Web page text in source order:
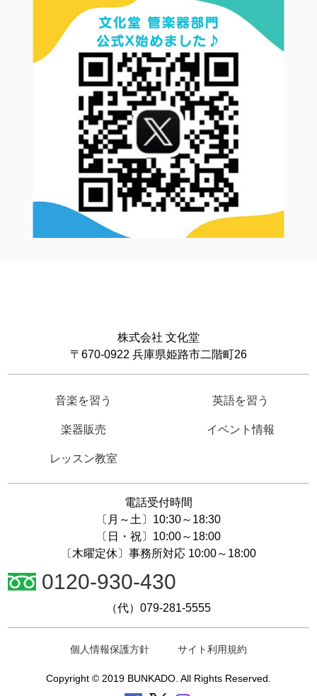
株式会社 文化堂
〒670-0922 兵庫県姫路市二階町26
音楽を習う 英語を習う
楽器販売 イベント情報
レッスン教室
電話受付時間
〔月～土〕10:30～18:30
〔日・祝〕10:00～18:00
〔木曜定休〕事務所対応 10:00～18:00
0120-930-430
（代）079-281-5555
個人情報保護方針 サイト利用規約
Copyright © 2019 BUNKADO. All Rights Reserved.